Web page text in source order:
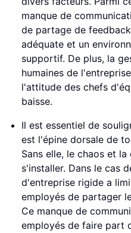
manque de
de partage de
adéquate et un
supportif. De plus, la
humaines de
l'attitude des chefs
baisse.
Il est essentiel de
est l'épine dorsale de
Sans elle, le chaos et
s'installer. Dans le cas
d'entreprise rigide a
employés de partager
Ce manque de
employés de faire part